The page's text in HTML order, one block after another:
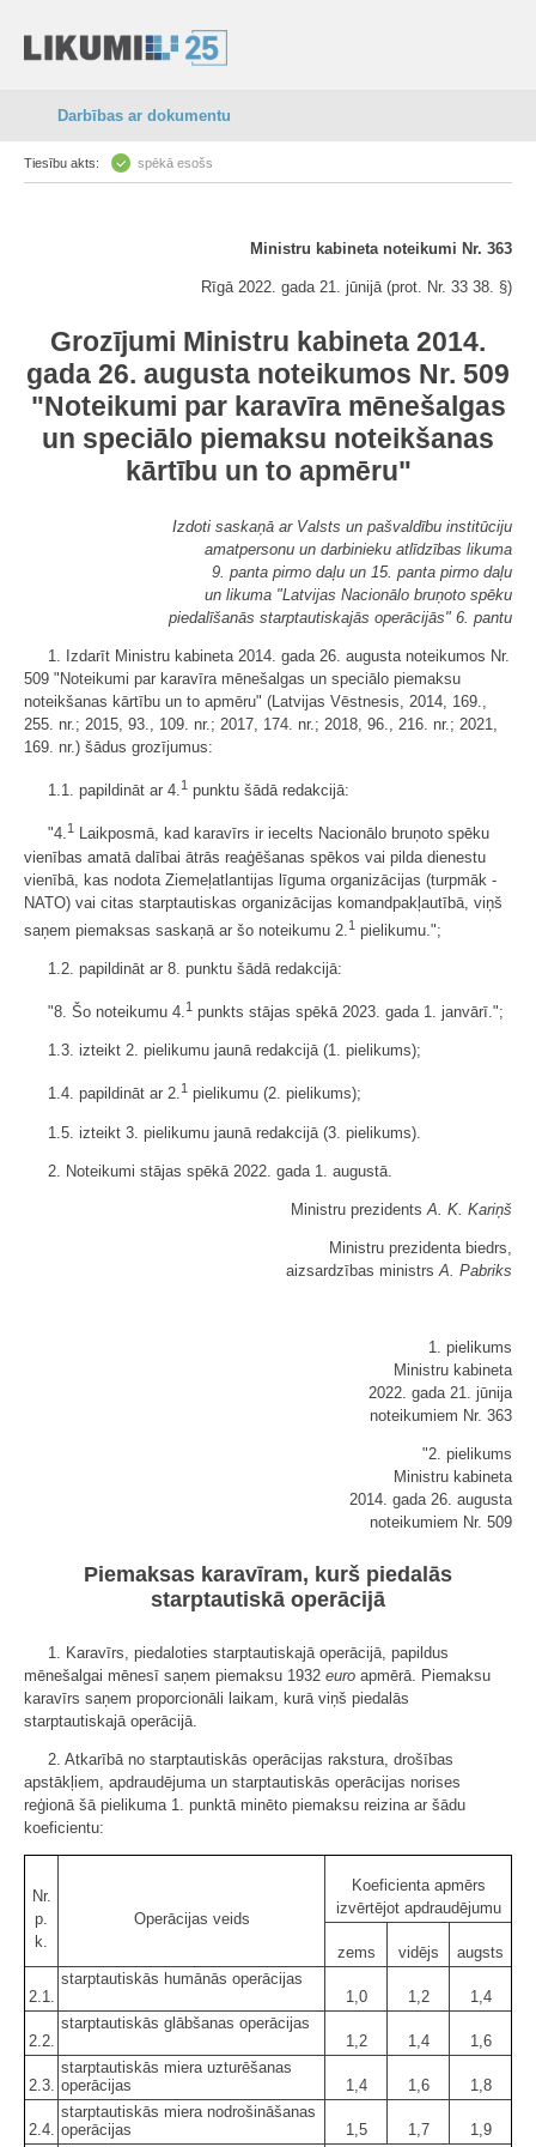
Darbības ar dokumentu
Tiesību akts: spēkā esošs
Ministru kabineta noteikumi Nr. 363
Rīgā 2022. gada 21. jūnijā (prot. Nr. 33 38. §)
Grozījumi Ministru kabineta 2014.
gada 26. augusta noteikumos Nr. 509
"Noteikumi par karavīra mēnešalgas
un speciālo piemaksu noteikšanas
kārtību un to apmēru"
Izdoti saskaņā ar Valsts un pašvaldību institūciju
amatpersonu un darbinieku atlīdzības likuma
9. panta pirmo daļu un 15. panta pirmo daļu
un likuma "Latvijas Nacionālo bruņoto spēku
piedalīšanās starptautiskajās operācijās" 6. pantu
1. Izdarīt Ministru kabineta 2014. gada 26. augusta noteikumos Nr.
509 "Noteikumi par karavīra mēnešalgas un speciālo piemaksu
noteikšanas kārtību un to apmēru" (Latvijas Vēstnesis, 2014, 169.,
255. nr.; 2015, 93., 109. nr.; 2017, 174. nr.; 2018, 96., 216. nr.; 2021,
169. nr.) šādus grozījumus:
1.1. papildināt ar 4.1 punktu šādā redakcijā:
"4.1
Laikposmā, kad karavīrs ir iecelts Nacionālo bruņoto spēku
vienības amatā dalībai ātrās reaģēšanas spēkos vai pilda dienestu
vienībā, kas nodota Ziemeļatlantijas līguma organizācijas (turpmāk -
NATO) vai citas starptautiskas organizācijas komandpakļautībā, viņš
saņem piemaksas saskaņā ar šo noteikumu 2. 1 pielikumu.";
1.2. papildināt ar 8. punktu šādā redakcijā:
"8. Šo noteikumu 4.1 punkts stājas spēkā 2023. gada 1. janvārī.";
1.3. izteikt 2. pielikumu jaunā redakcijā (1. pielikums);
1.4. papildināt ar 2.1 pielikumu (2. pielikums);
1.5. izteikt 3. pielikumu jaunā redakcijā (3. pielikums).
2. Noteikumi stājas spēkā 2022. gada 1. augustā.
Ministru prezidents A. K. Kariņš
Ministru prezidenta biedrs,
aizsardzības ministrs A. Pabriks
1. pielikums
Ministru kabineta
2022. gada 21. jūnija
noteikumiem Nr. 363
"2. pielikums
Ministru kabineta
2014. gada 26. augusta
noteikumiem Nr. 509
Piemaksas karavīram, kurš piedalās
starptautiskā operācijā
1. Karavīrs, piedaloties starptautiskajā operācijā, papildus
mēnešalgai mēnesī saņem piemaksu 1932 euro apmērā. Piemaksu
karavīrs saņem proporcionāli laikam, kurā viņš piedalās
starptautiskajā operācijā.
2. Atkarībā no starptautiskās operācijas rakstura, drošības
apstākļiem, apdraudējuma un starptautiskās operācijas norises
reģionā šā pielikuma 1. punktā minēto piemaksu reizina ar šādu
koeficientu:
Nr.
p.
k.
Operācijas veids
Koeficienta apmērs
izvērtējot apdraudējumu
zems vidējs augsts
2.1.
starptautiskās humānās operācijas
1,0
1,2 1,4
2.2.
starptautiskās glābšanas operācijas
1,2
1,4 1,6
2.3.
starptautiskās miera uzturēšanas
operācijas
1,4 1,6 1,8
2.4.
starptautiskās miera nodrošināšanas
operācijas
1,5 1,7
1,9